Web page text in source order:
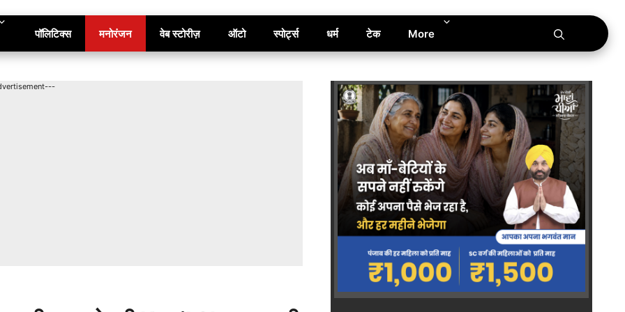
पॉलिटिक्स मनोरंजन वेब स्टोरीज़ ऑटो स्पोर्ट्स धर्म टेक More